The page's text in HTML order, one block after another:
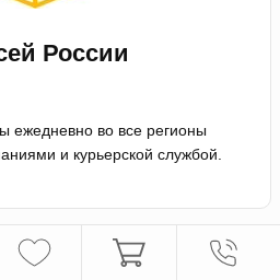
России
ежедневно во все регионы
и курьерской службой.
Оплата